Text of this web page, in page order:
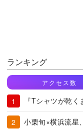
ランキング
アクセス数
『Tシャツが乾
小栗旬×横浜流星